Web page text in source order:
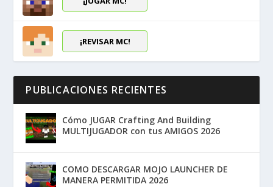
¡REVISAR MC!
PUBLICACIONES RECIENTES
Cómo JUGAR Crafting And Building
MULTIJUGADOR con tus AMIGOS 2026
COMO DESCARGAR MOJO LAUNCHER DE
MANERA PERMITIDA 2026